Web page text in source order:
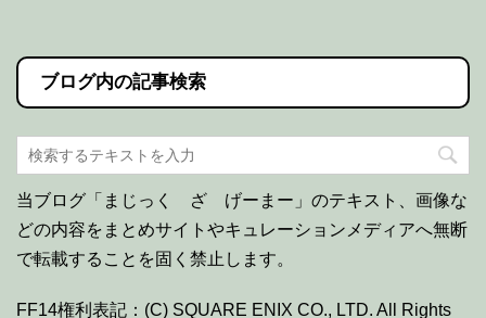
ブログ内の記事検索
当ブログ「まじっく ざ げーまー」のテキスト、画像な
どの内容をまとめサイトやキュレーションメディアへ無断
で転載することを固く禁止します。
FF14権利表記：(C) SQUARE ENIX CO., LTD. All Rights